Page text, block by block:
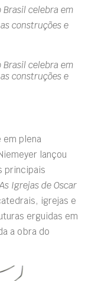
Brasil celebra em
construções e
Brasil celebra em
construções e
em plena
lançou
principais
As Igrejas de Oscar
igrejas e
erguidas em
a obra do